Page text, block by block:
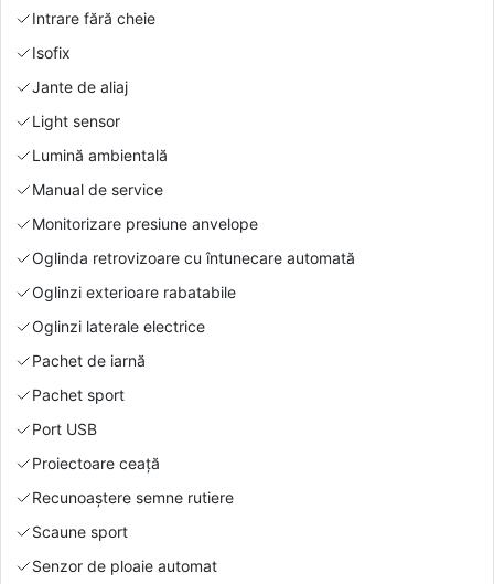
Intrare fără cheie
Isofix
Jante de aliaj
Light sensor
Lumină ambientală
Manual de service
Monitorizare presiune anvelope
Oglinda retrovizoare cu întunecare automată
Oglinzi exterioare rabatabile
Oglinzi laterale electrice
Pachet de iarnă
Pachet sport
Port USB
Proiectoare ceață
Recunoaștere semne rutiere
Scaune sport
Senzor de ploaie automat